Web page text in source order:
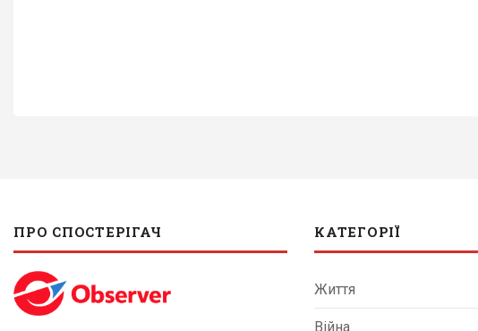
ПРО СПОСТЕРІГАЧ КАТЕГОРІЇ
Життя
Війна